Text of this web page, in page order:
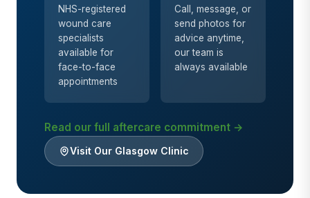
NHS-registered
wound care
specialists
available for
face-to-face
appointments
Call, message, or
send photos for
advice anytime,
our team is
always available
Read our full aftercare commitment →
Visit Our Glasgow Clinic